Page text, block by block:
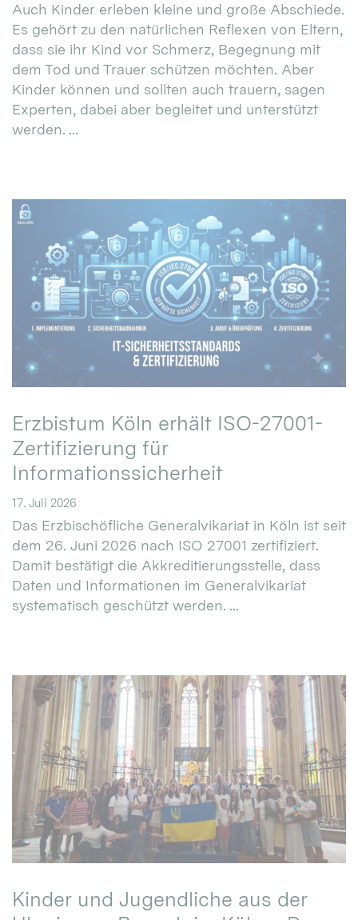
Auch Kinder erleben kleine und große Abschiede.
Es gehört zu den natürlichen Reflexen von Eltern,
dass sie ihr Kind vor Schmerz, Begegnung mit
dem Tod und Trauer schützen möchten. Aber
Kinder können und sollten auch trauern, sagen
Experten, dabei aber begleitet und unterstützt
werden. ...
Erzbistum Köln erhält ISO-27001-
Zertifizierung für
Informationssicherheit
17. Juli 2026
Das Erzbischöfliche Generalvikariat in Köln ist seit
dem 26. Juni 2026 nach ISO 27001 zertifiziert.
Damit bestätigt die Akkreditierungsstelle, dass
Daten und Informationen im Generalvikariat
systematisch geschützt werden. ...
Kinder und Jugendliche aus der